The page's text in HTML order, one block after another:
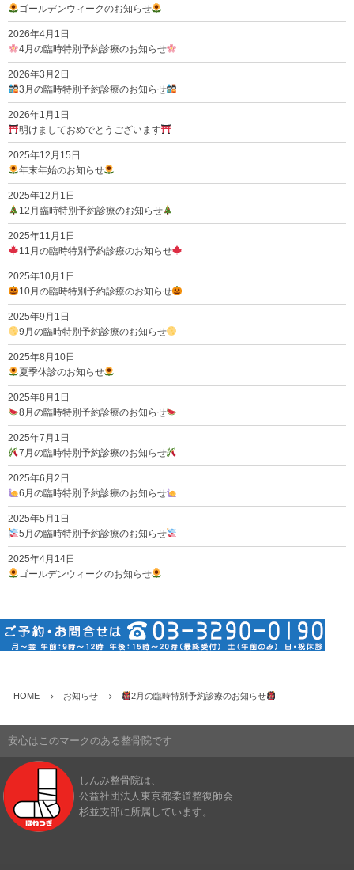
ゴールデンウィークのお知らせ
2026年4月1日
4月の臨時特別予約診療のお知らせ
2026年3月2日
3月の臨時特別予約診療のお知らせ
2026年1月1日
明けましておめでとうございます
2025年12月15日
年末年始のお知らせ
2025年12月1日
12月臨時特別予約診療のお知らせ
2025年11月1日
11月の臨時特別予約診療のお知らせ
2025年10月1日
10月の臨時特別予約診療のお知らせ
2025年9月1日
9月の臨時特別予約診療のお知らせ
2025年8月10日
夏季休診のお知らせ
2025年8月1日
8月の臨時特別予約診療のお知らせ
2025年7月1日
7月の臨時特別予約診療のお知らせ
2025年6月2日
6月の臨時特別予約診療のお知らせ
2025年5月1日
5月の臨時特別予約診療のお知らせ
2025年4月14日
ゴールデンウィークのお知らせ
HOME お知らせ 2月の臨時特別予約診療のお知らせ
安心はこのマークのある整骨院です
しんみ整骨院は、
公益社団法人東京都柔道整復師会
杉並支部に所属しています。